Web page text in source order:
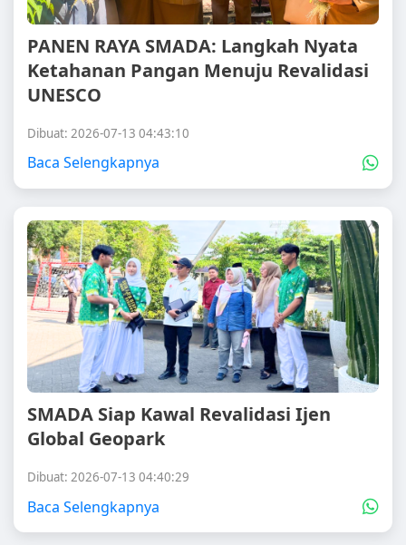
PANEN RAYA SMADA: Langkah Nyata
Ketahanan Pangan Menuju Revalidasi
UNESCO
Dibuat: 2026-07-13 04:43:10
Baca Selengkapnya
SMADA Siap Kawal Revalidasi Ijen
Global Geopark
Dibuat: 2026-07-13 04:40:29
Baca Selengkapnya